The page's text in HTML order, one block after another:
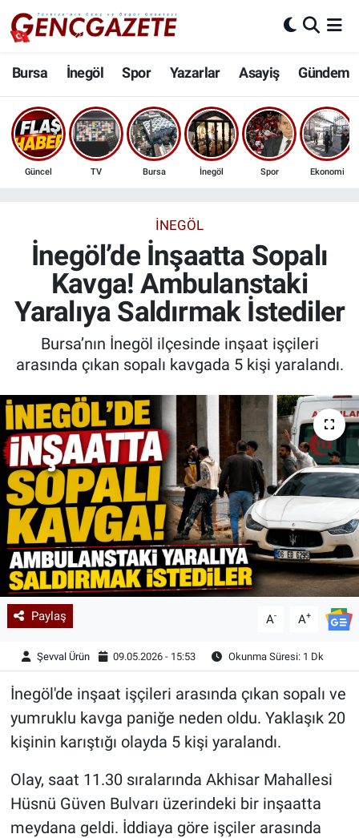
Bursa İnegöl Spor Yazarlar Asayiş Gündem
Güncel TV Bursa İnegöl Spor Ekonomi
İNEGÖL
İnegöl’de İnşaatta Sopalı
Kavga! Ambulanstaki
Yaralıya Saldırmak İstediler
Bursa’nın İnegöl ilçesinde inşaat işçileri
arasında çıkan sopalı kavgada 5 kişi yaralandı.
Paylaş A- A+
Şevval Ürün 09.05.2026 - 15:53 Okunma Süresi: 1 Dk
İnegöl'de inşaat işçileri arasında çıkan sopalı ve
yumruklu kavga paniğe neden oldu. Yaklaşık 20
kişinin karıştığı olayda 5 kişi yaralandı.
Olay, saat 11.30 sıralarında Akhisar Mahallesi
Hüsnü Güven Bulvarı üzerindeki bir inşaatta
meydana geldi. İddiaya göre işçiler arasında
Bursa
İnegöl
3.SAYFA
Ekonomi
Güncel
İnanç
Kültür & Sanat
Sağlık
Siyaset
Teknoloji
Yazarlar
Astroloji-Rüya
Nöbetçi Eczaneler
Hava Durumu
Trafik Durumu
Son Dakika Haberleri
Haber Arşivi